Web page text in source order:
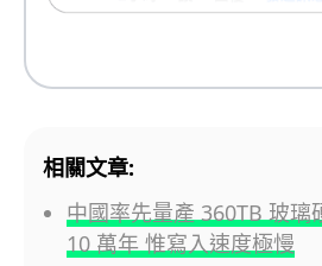
相關文章:
中國率先量產 360TB 玻璃
10 萬年 惟寫入速度極慢